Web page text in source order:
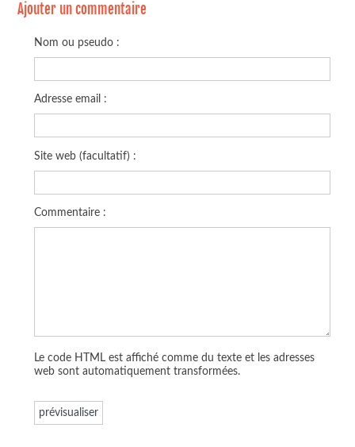
Ajouter un commentaire
Nom ou pseudo :
Adresse email :
Site web (facultatif) :
Commentaire :
Le code HTML est affiché comme du texte et les adresses
web sont automatiquement transformées.